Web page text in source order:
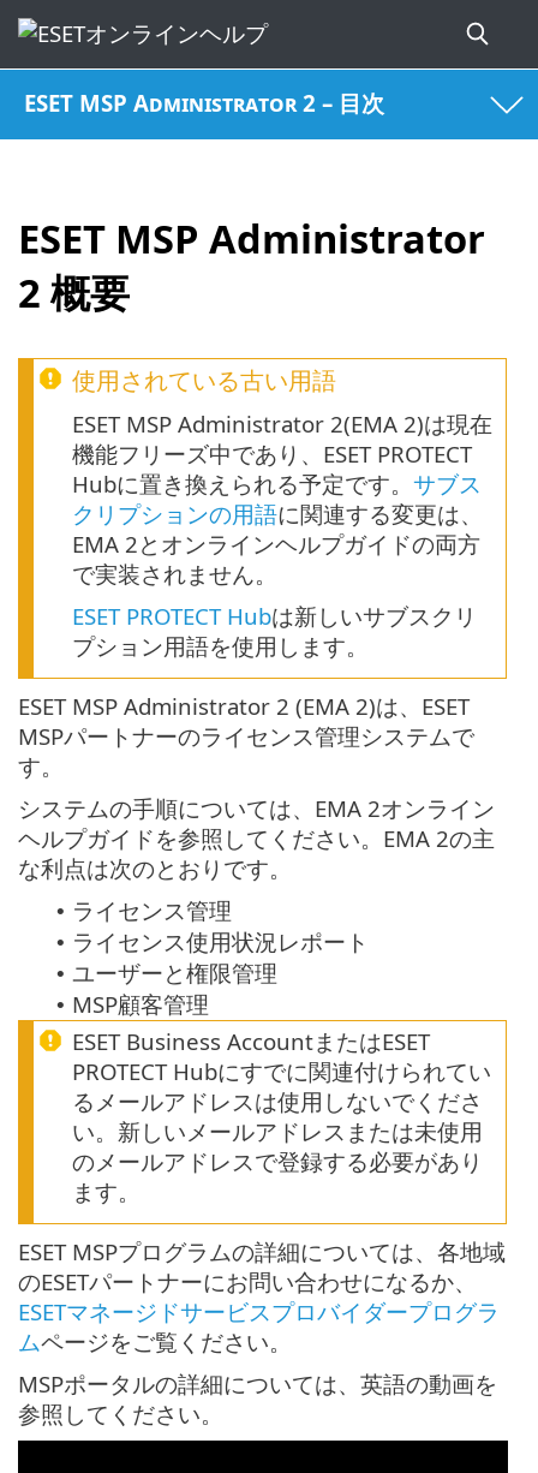
ESET MSP Administrator 2 – 目次
ESET MSP Administrator
2 概要
使用されている古い用語
ESET MSP Administrator 2(EMA 2)は現在
機能フリーズ中であり、ESET PROTECT
Hubに置き換えられる予定です。 サブス
クリプションの用語に関連する変更は、
EMA 2とオンラインヘルプガイドの両方
で実装されません。
ESET PROTECT Hubは新しいサブスクリ
プション用語を使用します。
ESET MSP Administrator 2 (EMA 2)は、ESET
MSPパートナーのライセンス管理システムで
す。
システムの手順については、EMA 2オンライン
ヘルプガイドを参照してください。EMA 2の主
な利点は次のとおりです。
• ライセンス管理
• ライセンス使用状況レポート
• ユーザーと権限管理
• MSP顧客管理
ESET Business AccountまたはESET
PROTECT Hubにすでに関連付けられてい
るメールアドレスは使用しないでくださ
い。新しいメールアドレスまたは未使用
のメールアドレスで登録する必要があり
ます。
ESET MSPプログラムの詳細については、各地域
のESETパートナーにお問い合わせになるか、
ESETマネージドサービスプロバイダープログラ
ムページをご覧ください。
MSPポータルの詳細については、英語の動画を
参照してください。